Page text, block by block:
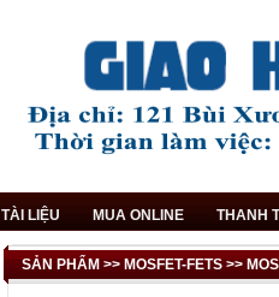
TÀI LIỆU MUA ONLINE THANH
SẢN PHẨM >> MOSFET-FETS >>